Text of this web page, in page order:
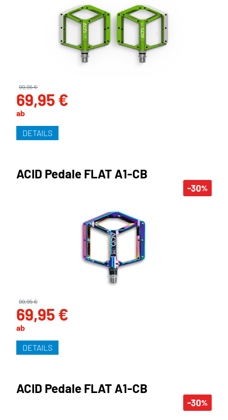
ab
69,95 €
99,95 €
DETAILS
-30%
ACID Pedale FLAT A1-CB
ab
69,95 €
99,95 €
DETAILS
-30%
ACID Pedale FLAT A1-CB